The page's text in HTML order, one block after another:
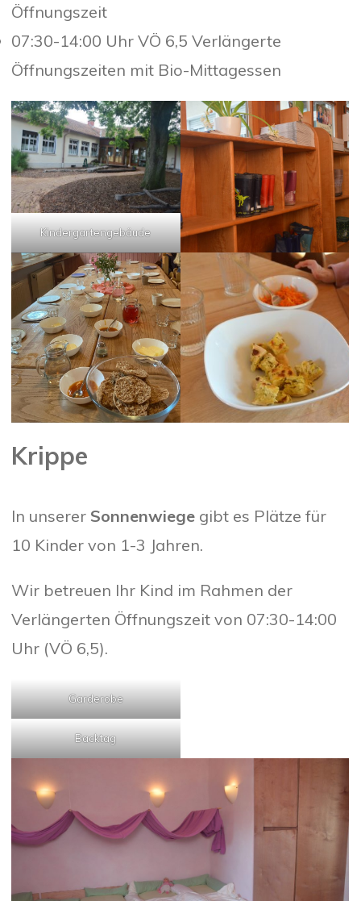
Öffnungszeit
07:30-14:00 Uhr VÖ 6,5 Verlängerte
Öffnungszeiten mit Bio-Mittagessen
Kindergartengebäude
Krippe
In unserer Sonnenwiege gibt es Plätze für
10 Kinder von 1-3 Jahren.
Wir betreuen Ihr Kind im Rahmen der
Verlängerten Öffnungszeit von 07:30-14:00
Uhr (VÖ 6,5).
Garderobe
Backtag